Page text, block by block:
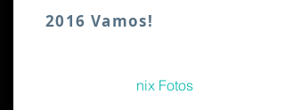
2016 Vamos!
nix Fotos